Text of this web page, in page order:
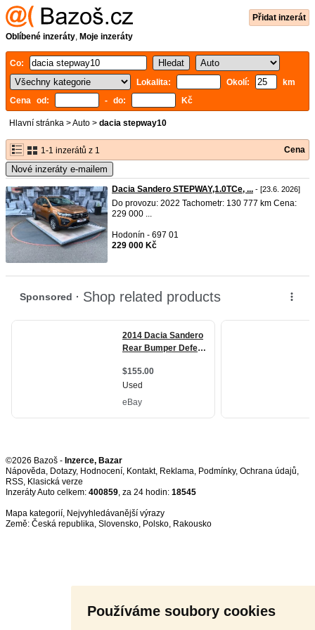
Používáme soubory cookies
Přidat inzerát
Oblíbené inzeráty, Moje inzeráty
Co:
Lokalita:
Okolí:
km
Cena od:
- do: Kč
Hlavní stránka >Auto > dacia stepway10
1-1 inzerátů z 1 Cena
Nové inzeráty e-mailem
Dacia Sandero STEPWAY,1.0TCe, ... - [23.6. 2026]
Do provozu: 2022 Tachometr: 130 777 km Cena:
229 000 ...
Hodonín - 697 01
229 000 Kč
©2026 Bazoš - Inzerce, Bazar
Nápověda, Dotazy, Hodnocení, Kontakt, Reklama, Podmínky, Ochrana údajů,
RSS,
Inzeráty Auto celkem: 400859, za 24 hodin: 18545
Mapa kategorií, Nejvyhledávanější výrazy
Země: Česká republika, Slovensko, Polsko, Rakousko